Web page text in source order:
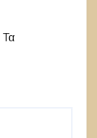
Τα